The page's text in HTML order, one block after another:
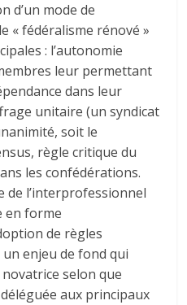
d’un mode de
« fédéralisme rénové »
: l’autonomie
leur permettant
dans leur
unitaire (un syndicat
soit le
règle critique du
les confédérations.
de l’interprofessionnel
en forme
de règles
enjeu de fond qui
selon que
aux principaux